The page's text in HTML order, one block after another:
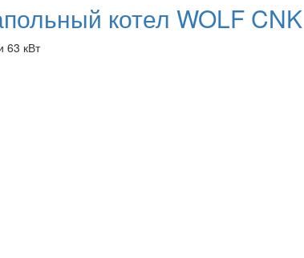
котел WOLF CNK
63 кВт